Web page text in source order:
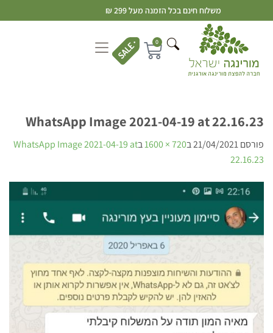
משלוח חינם בכל הזמנה מעל 299 ₪
0
WhatsApp Image 2021-04-19 at 22.16.23
פורסם21/04/2021ב720 × 1600 בWhatsApp Image 2021-04-19 at
22.16.23